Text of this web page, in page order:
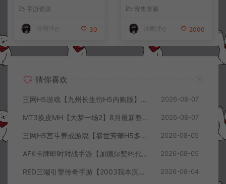
手工服务端+CDK授权后台
+全资源安卓+详细搭建教程
+视频教程
手游资源
冷雨泽ღ 30
服务端+前后端全套源码+CD
K授权后台+安卓苹果双端
+详细搭建教程+视频教程
寄售资源
冷雨泽ღ 2000
猜你喜欢
三网H5游戏【九州长生衍H5内购版】8月最新整理Linux手工服务端+管理后台+GM授权后台+简易安卓客户端+详细搭建教程+视频教程 2026-08-07
MT3换皮MH【大梦一场2】8月最新整理Linux手工服务端+源码+管理后台+安卓苹果双端+详细搭建教程+视频教程 2026-08-07
三网H5宫斗养成游戏【盛世芳華H5多区跨服代金券内购优化版】8月最新整理Linux手工服务端+CDK授权后台+全资源安卓+详细搭建教程+视频教程 2026-08-05
AFK卡牌即时对战手游【加德尔契约代金券内购修复版】8月最新整理Linux手工服务端+前后端全套源码+CDK授权后台+安卓苹果双端+详细搭建教程+视频教程 2026-08-05
RED三端引擎传奇手游【2003我本沉默三职业】8月最新整理Win一键服务端+PC安卓+详细搭建教程 2026-08-04